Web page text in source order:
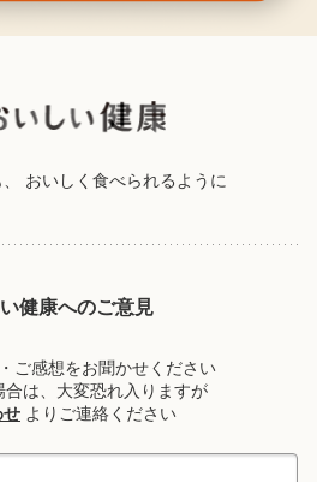
おいしく食べられるように
健康へのご意見
ご感想をお聞かせください
は、大変恐れ入りますが
せ よりご連絡ください